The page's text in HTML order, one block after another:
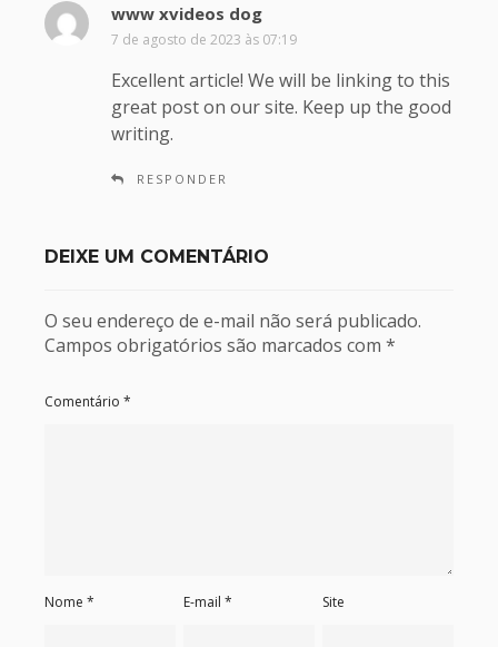
www xvideos dog
i
s
e
7 de agosto de 2023 às 07:19
Excellent article! We will be linking to this
great post on our site. Keep up the good
writing.
RESPONDER
DEIXE UM COMENTÁRIO
O seu endereço de e-mail não será publicado.
Campos obrigatórios são marcados com *
Comentário *
Nome * E-mail* Site